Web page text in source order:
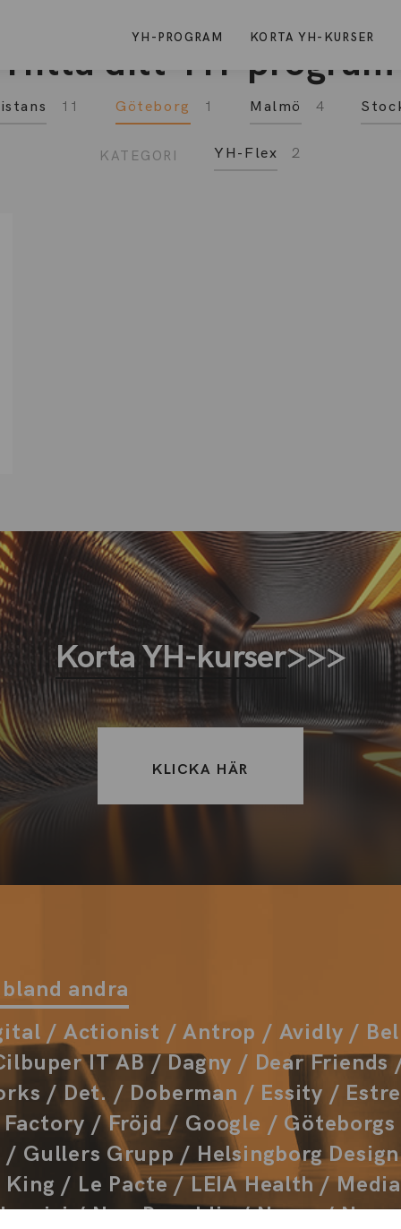
YH-PROGRAM KORTA YH-KURSER
Hitta ditt YH-program
11 Göteborg 1 Malmö 4
KATEGORI YH-Flex 2
Korta YH-kurser>>>
KLICKA HÄR
andra
/ Actionist / Antrop / Avidly /
IT AB / Dagny / Dear
/ Det. / Doberman / Essity /
Factory / Fröjd / Google /
/ Gullers Grupp / Helsingborg
/ Le Pacte / LEIA Health /
/ New Republic / Nexer /